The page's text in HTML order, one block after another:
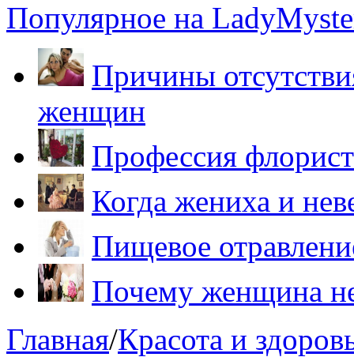
Популярное на
Причины
женщин
Профессия
Когда жениха и
Пищевое
Почему женщина
Главная/Красота и